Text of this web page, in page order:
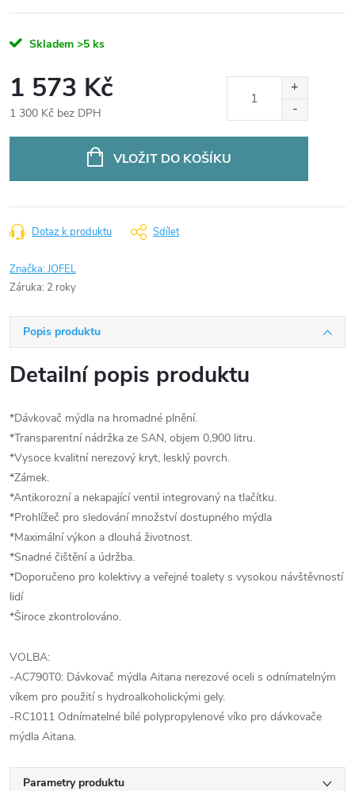
Skladem >5 ks
1 573 Kč
1 300 Kč bez DPH
VLOŽIT DO KOŠÍKU
Dotaz k produktu Sdílet
Značka:JOFEL
Záruka: 2 roky
Popis produktu
Detailní popis produktu
*Dávkovač mýdla na hromadné plnění.
*Transparentní nádržka ze SAN, objem 0,900 litru.
*Vysoce kvalitní nerezový kryt, lesklý povrch.
*Zámek.
*Antikorozní a nekapající ventil integrovaný na tlačítku.
*Prohlížeč pro sledování množství dostupného mýdla
*Maximální výkon a dlouhá životnost.
*Snadné čištění a údržba.
*Doporučeno pro kolektivy a veřejné toalety s vysokou návštěvností
lidí
*Široce zkontrolováno.
VOLBA:
-AC790T0: Dávkovač mýdla Aitana nerezové oceli s odnímatelným
víkem pro použití s hydroalkoholickými gely.
-RC1011 Odnímatelné bílé polypropylenové víko pro dávkovače
mýdla Aitana.
Parametry produktu